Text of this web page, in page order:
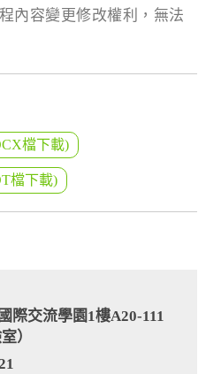
內容變更修改權利，無法
檔下載)
檔下載)
際交流學園1樓A20-111
）